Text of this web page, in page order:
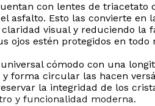
con lentes de
asfalto. Esto las convierte
visual y reduciendo
ojos estén protegidos en todo
cómodo con una
forma circular las hacen
la integridad de los
y funcionalidad moderna.